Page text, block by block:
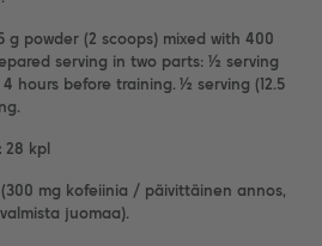
g powder (2 scoops) mixed with 400
serving in two parts: ½ serving
4 hours before training. ½ serving (12.5
28 kpl
mg kofeiinia / päivittäinen annos,
juomaa).